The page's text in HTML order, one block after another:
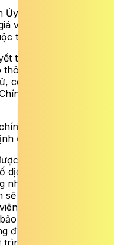
ban nhân dân cấp
vé dịch vụ công
thẩm quyền quản lý.
tật được miễn, giảm
giải trí, tham
công trình văn hóa
phủ hướng dẫn
sách xã hội được
của pháp luật.
hưởng chính sách
dịch vụ công cộng. Cụ
như tàu hỏa, xe buýt,
được giảm giá vé
Ngoài ra, khi tham
tàng, di tích lịch sử,
được giảm giá vé nếu